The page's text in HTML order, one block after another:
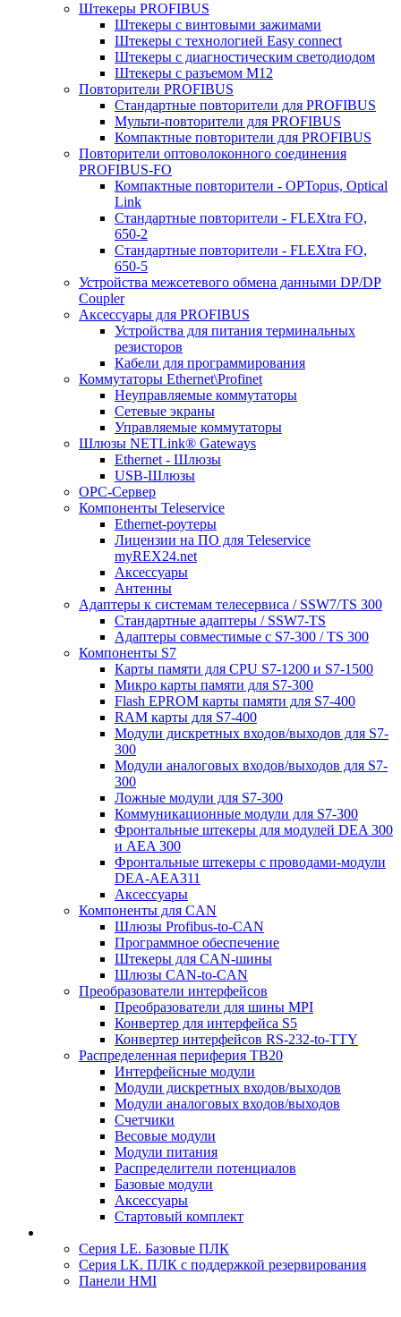
Штекеры PROFIBUS
Штекеры с винтовыми зажимами
Штекеры с технологией Easy connect
Штекеры с диагностическим светодиодом
Штекеры с разъемом М12
Повторители PROFIBUS
Стандартные повторители для PROFIBUS
Мульти-повторители для PROFIBUS
Компактные повторители для PROFIBUS
Повторители оптоволоконного соединения
PROFIBUS-FO
Компактные повторители - OPTopus, Optical
Link
Стандартные повторители - FLEXtra FO,
650-2
Стандартные повторители - FLEXtra FO,
650-5
Устройства межсетевого обмена данными DP/DP
Coupler
Аксессуары для PROFIBUS
Устройства для питания терминальных
резисторов
Кабели для программирования
Коммутаторы Ethernet\Profinet
Неуправляемые коммутаторы
Сетевые экраны
Управляемые коммутаторы
Шлюзы NETLink® Gateways
Ethernet - Шлюзы
USB-Шлюзы
ОРС-Сервер
Компоненты Teleservice
Ethernet-роутеры
Лицензии на ПО для Teleservice
myREX24.net
Аксессуары
Антенны
Адаптеры к системам телесервиса / SSW7/TS 300
Стандартные адаптеры / SSW7-TS
Адаптеры совместимые с S7-300 / TS 300
Компоненты S7
Карты памяти для CPU S7-1200 и S7-1500
Микро карты памяти для S7-300
Flash EPROM карты памяти для S7-400
RAM карты для S7-400
Модули дискретных входов/выходов для S7-
300
Модули аналоговых входов/выходов для S7-
300
Ложные модули для S7-300
Коммуникационные модули для S7-300
Фронтальные штекеры для модулей DEA 300
и AEA 300
Фронтальные штекеры с проводами-модули
DEA-AEA311
Аксессуары
Компоненты для CAN
Шлюзы Profibus-to-CAN
Программное обеспечение
Штекеры для CAN-шины
Шлюзы CAN-to-CAN
Преобразователи интерфейсов
Преобразователи для шины MPI
Конвертер для интерфейса S5
Конвертер интерфейсов RS-232-to-TTY
Распределенная периферия TB20
Интерфейсные модули
Модули дискретных входов/выходов
Модули аналоговых входов/выходов
Счетчики
Весовые модули
Модули питания
Распределители потенциалов
Базовые модули
Аксесcуары
Стартовый комплект
Серия LE. Базовые ПЛК
Серия LK. ПЛК с поддержкой резервирования
Панели HMI